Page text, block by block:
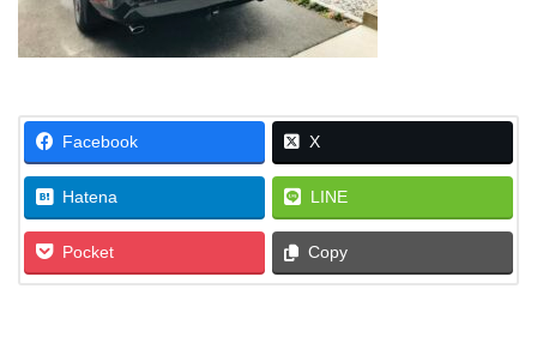
Facebook X
Hatena LINE
Pocket Copy